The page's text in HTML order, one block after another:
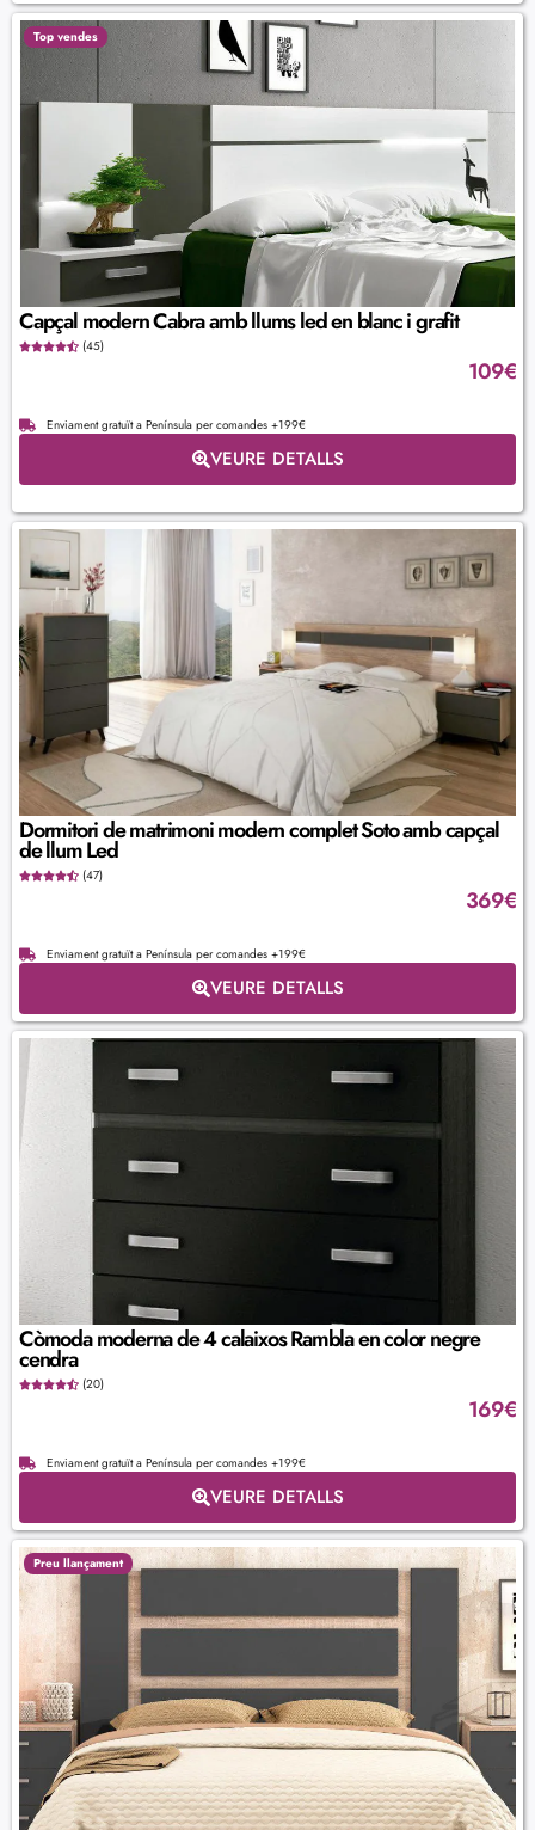
Top vendes
Capçal modern Cabra amb llums led en blanc i grafit
(45)
109€
Enviament gratuït a Península per comandes +199€
VEURE DETALLS
Dormitori de matrimoni modern complet Soto amb capçal
de llum Led
(47)
369€
Enviament gratuït a Península per comandes +199€
VEURE DETALLS
Còmoda moderna de 4 calaixos Rambla en color negre
cendra
(20)
169€
Enviament gratuït a Península per comandes +199€
VEURE DETALLS
Preu llançament